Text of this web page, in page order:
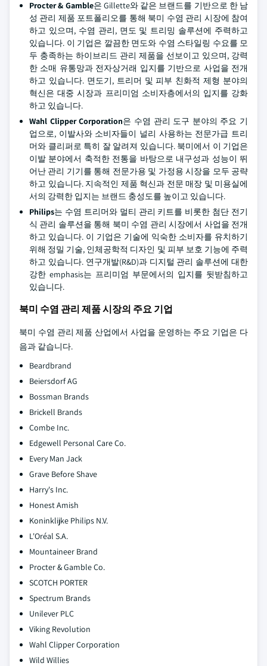
Procter & Gamble은 Gillette와 같은 브랜드를 기반으로 한 남
성 관리 제품 포트폴리오를 통해 북미 수염 관리 시장에 참여
하고 있으며, 수염 관리, 면도 및 트리밍 솔루션에 주력하고
있습니다. 이 기업은 깔끔한 면도와 수염 스타일링 수요를 모
두 충족하는 하이브리드 관리 제품을 선보이고 있으며, 강력
한 소매 유통망과 전자상거래 입지를 기반으로 사업을 전개
하고 있습니다. 면도기, 트리머 및 피부 친화적 제형 분야의
혁신은 대중 시장과 프리미엄 소비자층에서의 입지를 강화
하고 있습니다.
Wahl Clipper Corporation은 수염 관리 도구 분야의 주요 기
업으로, 이발사와 소비자들이 널리 사용하는 전문가급 트리
머와 클리퍼로 특히 잘 알려져 있습니다. 북미에서 이 기업은
이발 분야에서 축적한 전통을 바탕으로 내구성과 성능이 뛰
어난 관리 기기를 통해 전문가용 및 가정용 시장을 모두 공략
하고 있습니다. 지속적인 제품 혁신과 전문 매장 및 미용실에
서의 강력한 입지는 브랜드 충성도를 높이고 있습니다.
Philips는 수염 트리머와 멀티 관리 키트를 비롯한 첨단 전기
식 관리 솔루션을 통해 북미 수염 관리 시장에서 사업을 전개
하고 있습니다. 이 기업은 기술에 익숙한 소비자를 유치하기
위해 정밀 기술, 인체공학적 디자인 및 피부 보호 기능에 주력
하고 있습니다. 연구개발(R&D)과 디지털 관리 솔루션에 대한
강한 emphasis는 프리미엄 부문에서의 입지를 뒷받침하고
있습니다.
북미 수염 관리 제품 시장의 주요 기업
북미 수염 관리 제품 산업에서 사업을 운영하는 주요 기업은 다
음과 같습니다.
Beardbrand
Beiersdorf AG
Bossman Brands
Brickell Brands
Combe Inc.
Edgewell Personal Care Co.
Every Man Jack
Grave Before Shave
Harry's Inc.
Honest Amish
Koninklijke Philips N.V.
L'Oréal S.A.
Mountaineer Brand
Procter & Gamble Co.
SCOTCH PORTER
Spectrum Brands
Unilever PLC
Viking Revolution
Wahl Clipper Corporation
Wild Willies